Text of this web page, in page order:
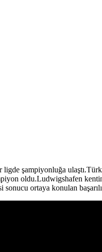
şampiyonluğa
oldu.Ludwigshafen
ortaya konulan